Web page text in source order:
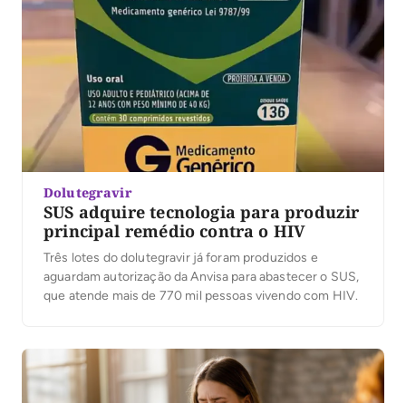
Dolutegravir
SUS adquire tecnologia para produzir
principal remédio contra o HIV
Três lotes do dolutegravir já foram produzidos e
aguardam autorização da Anvisa para abastecer o SUS,
que atende mais de 770 mil pessoas vivendo com HIV.